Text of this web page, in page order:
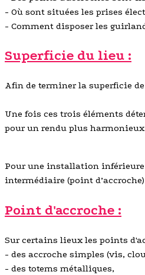
- Où sont situées les prises
- Comment disposer les
Superficie du lieu :
Afin de terminer la superficie
Une fois ces trois éléments
pour un rendu plus
Pour une installation inférieure
intermédiaire (point
Point d'accroche :
Sur certains lieux les points
- des accroche simples (vis,
- des totems métalliques,